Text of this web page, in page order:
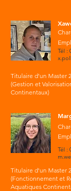
Tél :
Titulaire d'un Master
(Gestion et
Continentaux)
Titulaire d'un Master
(Fonctionnement et
Aquatiques
Tél :